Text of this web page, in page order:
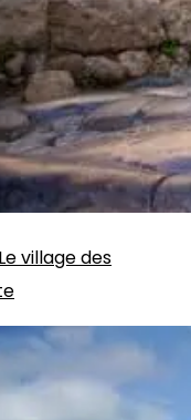
Le village des